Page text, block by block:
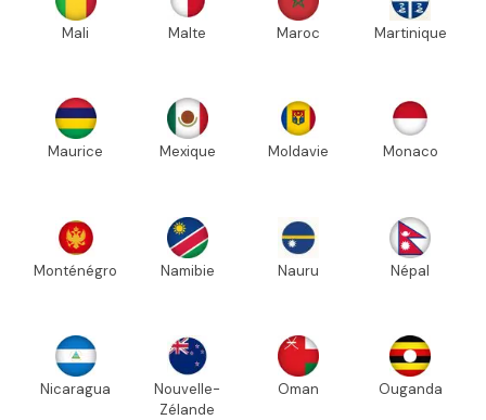
Mali Malte Maroc Martinique
Maurice Mexique Moldavie Monaco
Monténégro Namibie Nauru Népal
Nicaragua
Nouvelle-
Zélande
Oman Ouganda